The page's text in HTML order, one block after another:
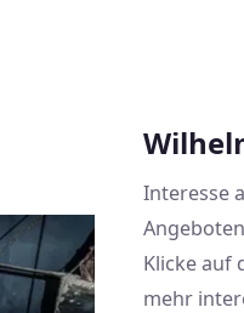
Interesse
Klicke auf
mehr